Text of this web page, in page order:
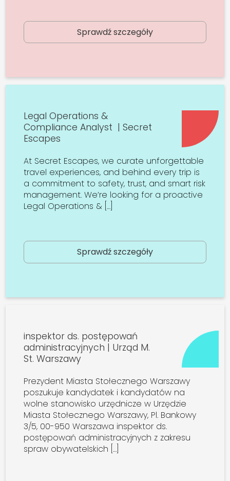
Sprawdź szczegóły
Legal Operations &
Compliance Analyst | Secret
Escapes
At Secret Escapes, we curate unforgettable
travel experiences, and behind every trip is
a commitment to safety, trust, and smart risk
management. We’re looking for a proactive
Legal Operations & […]
Sprawdź szczegóły
inspektor ds. postępowań
administracyjnych | Urząd M.
St. Warszawy
Prezydent Miasta Stołecznego Warszawy
poszukuje kandydatek i kandydatów na
wolne stanowisko urzędnicze w Urzędzie
Miasta Stołecznego Warszawy, Pl. Bankowy
3/5, 00-950 Warszawa inspektor ds.
postępowań administracyjnych z zakresu
spraw obywatelskich […]